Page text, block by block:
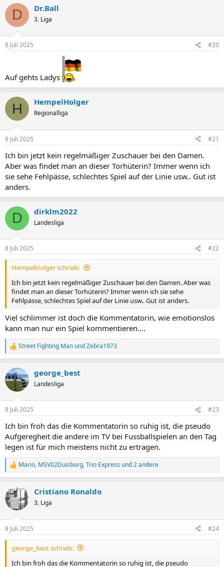
D Dr.Ball
3. Liga
8 Juli 2025 #20
Auf gehts Ladys
H HempelHolger
Regionalliga
8 Juli 2025 #21
Ich bin jetzt kein regelmäßiger Zuschauer bei den Damen.
Aber was findet man an dieser Torhüterin? Immer wenn ich
sie sehe Fehlpässe, schlechtes Spiel auf der Linie usw.. Gut ist
anders.
D dirklm2022
Landesliga
8 Juli 2025 #22
HempelHolger schrieb:
Ich bin jetzt kein regelmäßiger Zuschauer bei den Damen. Aber was
findet man an dieser Torhüterin? Immer wenn ich sie sehe
Fehlpässe, schlechtes Spiel auf der Linie usw.. Gut ist anders.
Viel schlimmer ist doch die Kommentatorin, wie emotionslos
kann man nur ein Spiel kommentieren….
R
e
k
t
i
e
:
Street Fighting Man undZebra1973
george_best
Landesliga
8 Juli 2025 #23
Ich bin froh das die Kommentatorin so ruhig ist, die pseudo
Aufgeregheit die andere im TV bei Fussballspielen an den Tag
legen ist für mich meistens nicht zu ertragen.
R
e
k
t
i
e
n
Mario, MSV02Duisburg,Trio Express und 2 andere
Cristiano Ronaldo
3. Liga
8 Juli 2025 #24
george_best schrieb:
Ich bin froh das die Kommentatorin so ruhig ist, die pseudo